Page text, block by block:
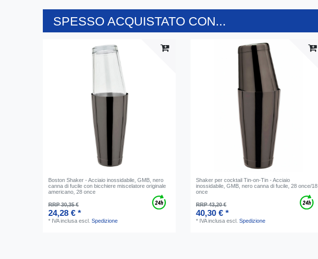
SPESSO ACQUISTATO CON...
Boston Shaker - Acciaio inossidabile, GMB, nero
canna di fucile con bicchiere miscelatore originale
americano, 28 once
RRP 30,35 €
24,28 € *
* IVA inclusa escl.Spedizione
Shaker per cocktail Tin-on-Tin - Acciaio
inossidabile, GMB, nero canna di fucile, 28 once/18
once
RRP 43,20 €
40,30 € *
* IVA inclusa escl.Spedizione